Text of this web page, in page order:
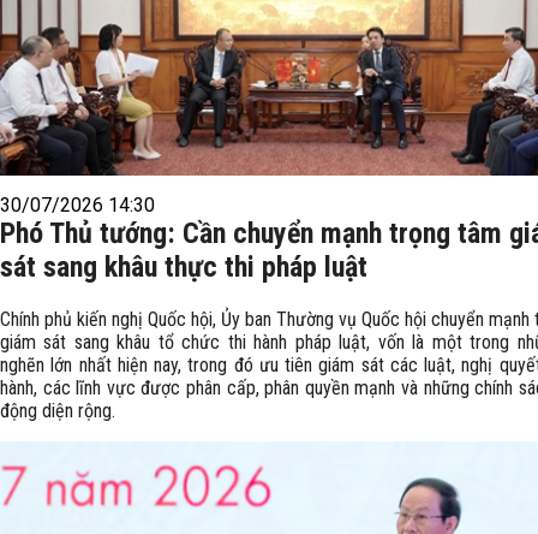
30/07/2026 14:30
Phó Thủ tướng: Cần chuyển mạnh trọng tâm
sát sang khâu thực thi pháp luật
Chính phủ kiến nghị Quốc hội, Ủy ban Thường vụ Quốc hội chuyển
giám sát sang khâu tổ chức thi hành pháp luật, vốn là một trong
nghẽn lớn nhất hiện nay, trong đó ưu tiên giám sát các luật, nghị
hành, các lĩnh vực được phân cấp, phân quyền mạnh và những chính
động diện rộng.